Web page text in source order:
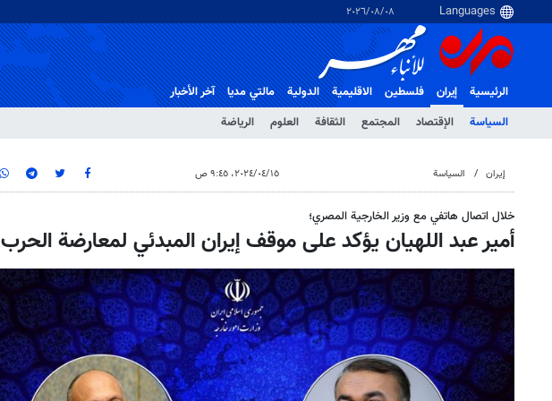
٠٨‏/٠٨‏/٢٠٢٦
الرئيسية
إيران
السياسة
الإقتصاد المجتمع الثقافة العلوم الرياضة
فلسطین الاقلیمیة الدولية مالتي مدیا آخر الأخبار
إيران السياسة ١٥‏/٠٤‏/٢٠٢٤، ٩:٤٥ ص
خلال اتصال هاتفي مع وزير الخارجية المصري؛
أمير عبد اللهيان يؤكد على موقف إيران المبدئي لمعارضة الحرب